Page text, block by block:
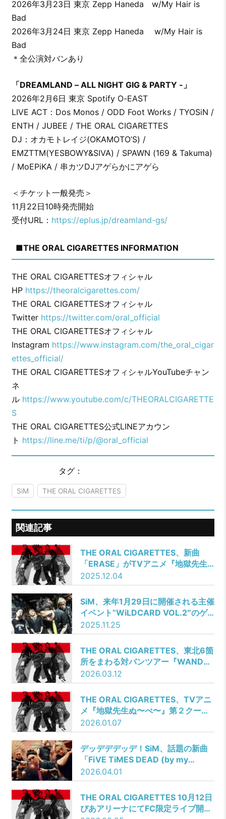
2026年3月23日 東京 Zepp Haneda w/My Hair is
Bad
2026年3月24日 東京 Zepp Haneda w/My Hair is
Bad
＊全公演対バンあり
「DREAMLAND – ALL NIGHT GIG & PARTY -」
2026年2月6日 東京 Spotify O-EAST
LIVE ACT：Dos Monos / ODD Foot Works / TYOSiN /
ENTH / JUBEE / THE ORAL CIGARETTES
DJ：オカモトレイジ(OKAMOTO’S) /
EMZTTM(YESBOWY&SIVA) / SPAWN (169 & Takuma)
/ MoEPiKA / 串カツDJアゲらかにアゲら
＜チケット一般発売＞
11月22日10時発売開始
受付URL： https://eplus.jp/dreamland-gs/
■THE ORAL CIGARETTES INFORMATION
THE ORAL CIGARETTESオフィシャル
HP https://theoralcigarettes.com/
THE ORAL CIGARETTESオフィシャル
Twitter https://twitter.com/oral_official
THE ORAL CIGARETTESオフィシャル
Instagram https://www.instagram.com/the_oral_cigar
ettes_official/
THE ORAL CIGARETTESオフィシャルYouTubeチャン
ネ
ル https://www.youtube.com/c/THEORALCIGARETTE
S
THE ORAL CIGARETTES公式LINEアカウン
ト https://line.me/ti/p/@oral_official
タグ：
SiM THE ORAL CIGARETTES
関連記事
THE ORAL CIGARETTES、新曲
「ERASE」がTVアニメ『地獄先生
ぬ～べ～』第2クールOP主題歌に決
定！ボーカル山中拓也「光栄に思い
ます」
2025.12.04
SiM、来年1月29日に開催される主催
イベント”WiLDCARD VOL.2″のゲ
ストにROTTENGRAFFTY、”鬼札
枠”にFALLING ASLEEP、THE
MAYTH、Recca発表！
2025.11.25
THE ORAL CIGARETTES、東北6箇
所をまわる対バンツアー『WANDER
ABOUT 放浪 TOUR 2026 東北 編』
開催決定！
2026.03.12
THE ORAL CIGARETTES、TVアニ
メ『地獄先生ぬ〜べ〜』第２クール
OP主題歌「ERASE」のMVが公開。
TOSHI-LOW、MAH、イチロックの
豪華ゲストにロックシーン激震！
2026.01.07
デッデデデッデ！SiM、話題の新曲
「FiVE TiMES DEAD (by my
wallet)」配信開始＆ミュージックビ
デオ公開！
2026.04.01
THE ORAL CIGARETTES 10月12日
ぴあアリーナにてFC限定ライブ開催